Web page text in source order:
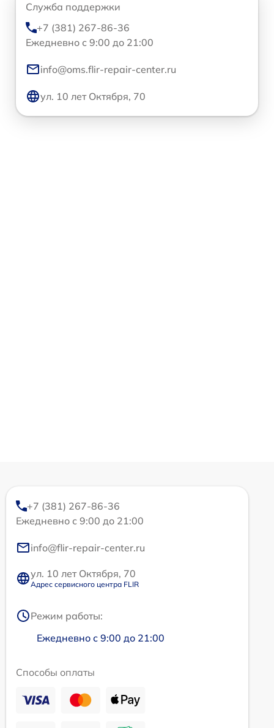
Служба поддержки
+7 (381) 267-86-36
Ежедневно с 9:00 до 21:00
info@oms.flir-repair-center.ru
ул. 10 лет Октября, 70
+7 (381) 267-86-36
Ежедневно с 9:00 до 21:00
info@flir-repair-center.ru
ул. 10 лет Октября, 70
Адрес сервисного центра FLIR
Режим работы:
Ежедневно с 9:00 до 21:00
Способы оплаты